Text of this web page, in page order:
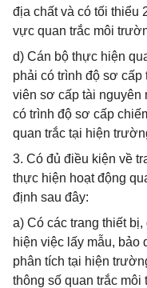
địa chất và có tối thiểu
vực quan trắc môi
d) Cán bộ thực hiện
phải có trình độ sơ
viên sơ cấp tài nguyên
có trình độ sơ cấp
quan trắc tại hiện
3. Có đủ điều kiện về
thực hiện hoạt động
định sau đây:
a) Có các trang thiết
hiện việc lấy mẫu, bảo
phân tích tại hiện
thông số quan trắc